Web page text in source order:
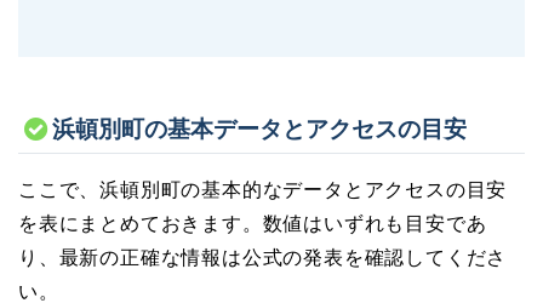
浜頓別町の基本データとアクセスの目安
ここで、浜頓別町の基本的なデータとアクセスの目安
を表にまとめておきます。数値はいずれも目安であ
り、最新の正確な情報は公式の発表を確認してくださ
い。